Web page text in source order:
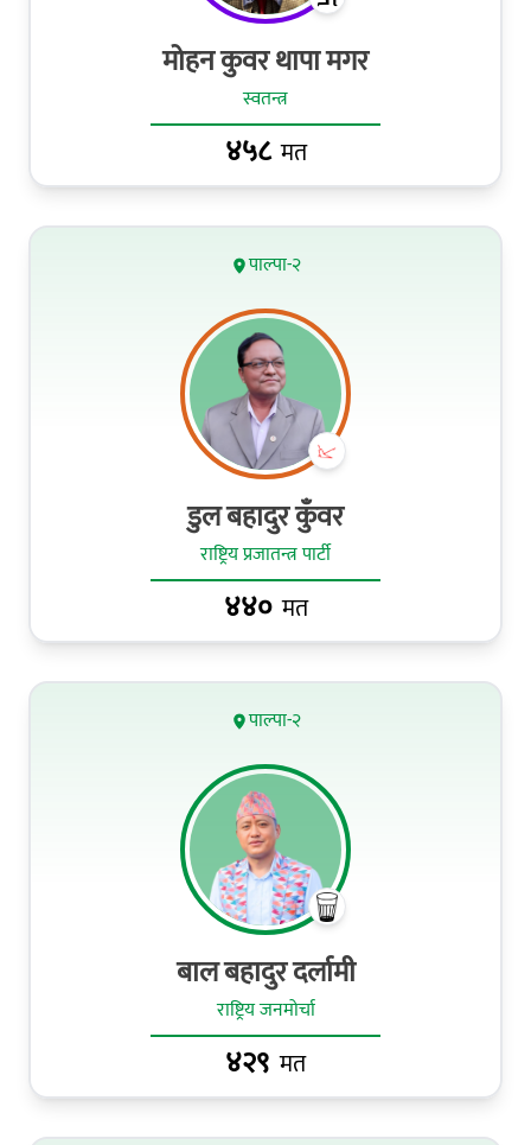
मोहन कुवर थापा मगर
स्वतन्त्र
४५८मत
पाल्पा-२
डुल बहादुर कुँवर
राष्ट्रिय प्रजातन्त्र पार्टी
४४० मत
पाल्पा-२
बाल बहादुर दर्लामी
राष्ट्रिय जनमोर्चा
४२९ मत